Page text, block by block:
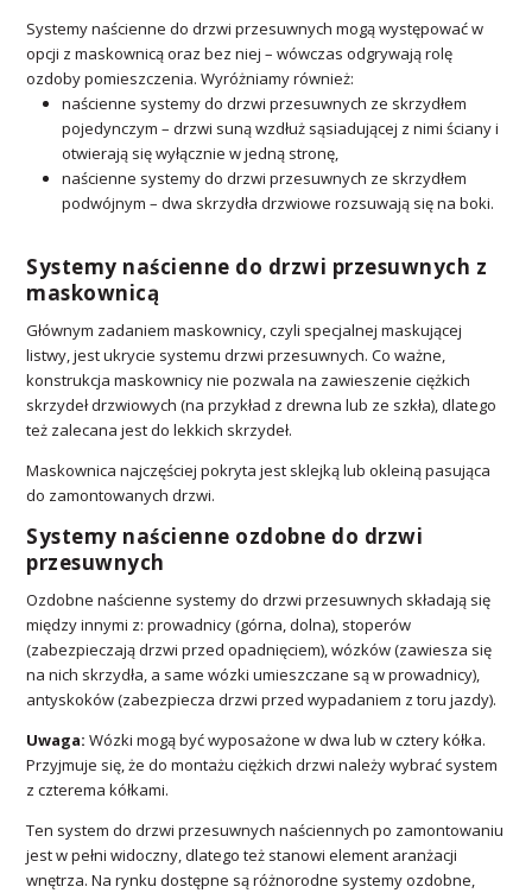
Systemy naścienne do drzwi przesuwnych mogą występować w
opcji z maskownicą oraz bez niej – wówczas odgrywają rolę
ozdoby pomieszczenia. Wyróżniamy również:
naścienne systemy do drzwi przesuwnych ze skrzydłem
pojedynczym – drzwi suną wzdłuż sąsiadującej z nimi ściany i
otwierają się wyłącznie w jedną stronę,
naścienne systemy do drzwi przesuwnych ze skrzydłem
podwójnym – dwa skrzydła drzwiowe rozsuwają się na boki.
Systemy naścienne do drzwi przesuwnych z
maskownicą
Głównym zadaniem maskownicy, czyli specjalnej maskującej
listwy, jest ukrycie systemu drzwi przesuwnych. Co ważne,
konstrukcja maskownicy nie pozwala na zawieszenie ciężkich
skrzydeł drzwiowych (na przykład z drewna lub ze szkła), dlatego
też zalecana jest do lekkich skrzydeł.
Maskownica najczęściej pokryta jest sklejką lub okleiną pasująca
do zamontowanych drzwi.
Systemy naścienne ozdobne do drzwi
przesuwnych
Ozdobne naścienne systemy do drzwi przesuwnych składają się
między innymi z: prowadnicy (górna, dolna), stoperów
(zabezpieczają drzwi przed opadnięciem), wózków (zawiesza się
na nich skrzydła, a same wózki umieszczane są w prowadnicy),
antyskoków (zabezpiecza drzwi przed wypadaniem z toru jazdy).
Uwaga: Wózki mogą być wyposażone w dwa lub w cztery kółka.
Przyjmuje się, że do montażu ciężkich drzwi należy wybrać system
z czterema kółkami.
Ten system do drzwi przesuwnych naściennych po zamontowaniu
jest w pełni widoczny, dlatego też stanowi element aranżacji
wnętrza. Na rynku dostępne są różnorodne systemy ozdobne,